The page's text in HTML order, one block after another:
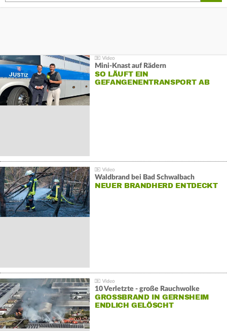
Mini-Knast auf Rädern
SO LÄUFT EIN
GEFANGENENTRANSPORT AB
Waldbrand bei Bad Schwalbach
NEUER BRANDHERD ENTDECKT
10 Verletzte - große Rauchwolke
GROSSBRAND IN GERNSHEIM E
NDLICH GELÖSCHT